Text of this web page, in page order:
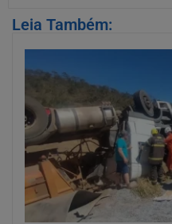
Leia Também: